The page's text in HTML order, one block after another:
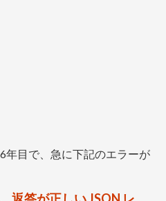
年目で、急に下記のエラーが